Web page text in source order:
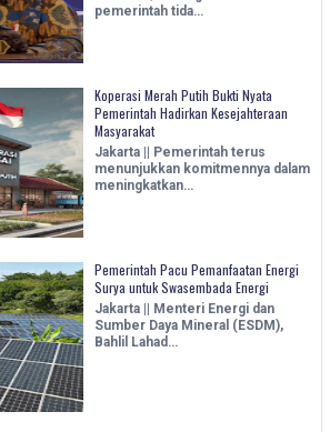
pemerintah tida…
Koperasi Merah Putih Bukti Nyata
Pemerintah Hadirkan Kesejahteraan
Masyarakat
Jakarta || Pemerintah terus
menunjukkan komitmennya dalam
meningkatkan…
Pemerintah Pacu Pemanfaatan Energi
Surya untuk Swasembada Energi
Jakarta || Menteri Energi dan
Sumber Daya Mineral (ESDM),
Bahlil Lahad…